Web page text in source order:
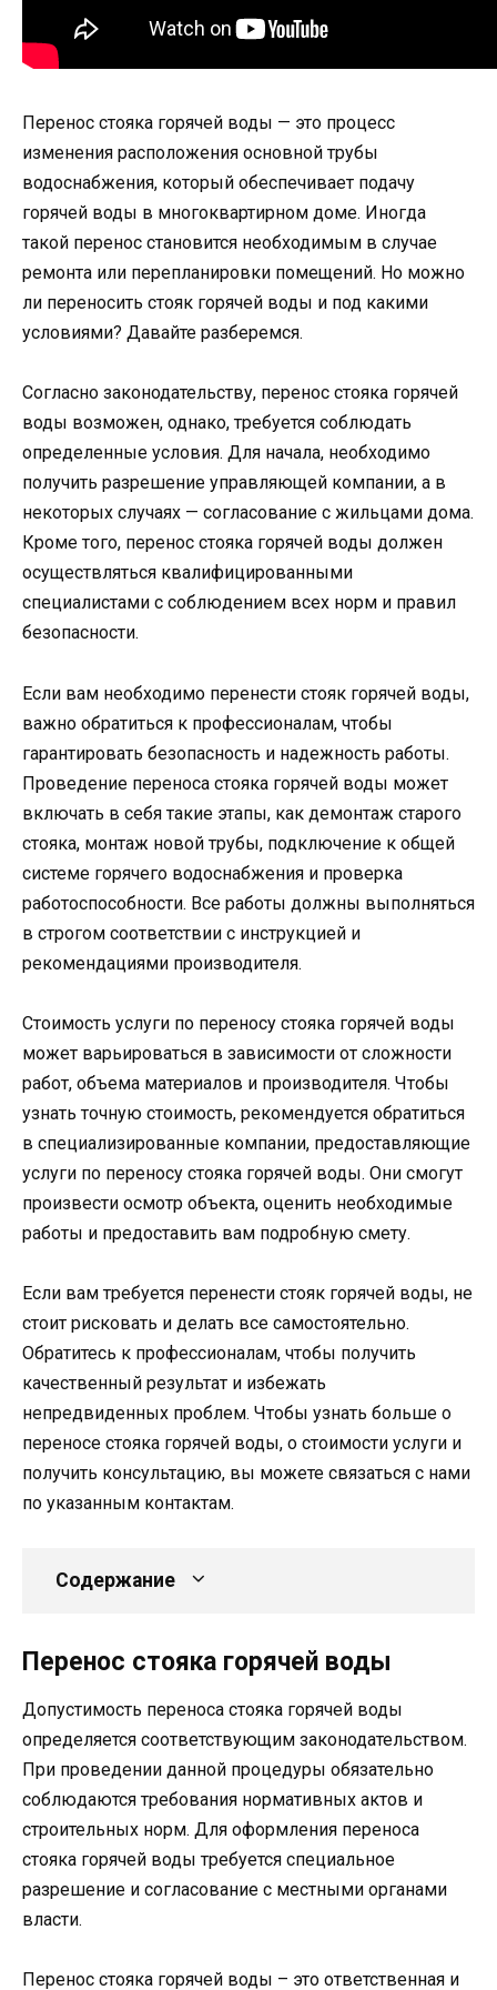
Перенос стояка горячей воды — это процесс
изменения расположения основной трубы
водоснабжения, который обеспечивает подачу
горячей воды в многоквартирном доме. Иногда
такой перенос становится необходимым в случае
ремонта или перепланировки помещений. Но можно
ли переносить стояк горячей воды и под какими
условиями? Давайте разберемся.
Согласно законодательству, перенос стояка горячей
воды возможен, однако, требуется соблюдать
определенные условия. Для начала, необходимо
получить разрешение управляющей компании, а в
некоторых случаях — согласование с жильцами дома.
Кроме того, перенос стояка горячей воды должен
осуществляться квалифицированными
специалистами с соблюдением всех норм и правил
безопасности.
Если вам необходимо перенести стояк горячей воды,
важно обратиться к профессионалам, чтобы
гарантировать безопасность и надежность работы.
Проведение переноса стояка горячей воды может
включать в себя такие этапы, как демонтаж старого
стояка, монтаж новой трубы, подключение к общей
системе горячего водоснабжения и проверка
работоспособности. Все работы должны выполняться
в строгом соответствии с инструкцией и
рекомендациями производителя.
Стоимость услуги по переносу стояка горячей воды
может варьироваться в зависимости от сложности
работ, объема материалов и производителя. Чтобы
узнать точную стоимость, рекомендуется обратиться
в специализированные компании, предоставляющие
услуги по переносу стояка горячей воды. Они смогут
произвести осмотр объекта, оценить необходимые
работы и предоставить вам подробную смету.
Если вам требуется перенести стояк горячей воды, не
стоит рисковать и делать все самостоятельно.
Обратитесь к профессионалам, чтобы получить
качественный результат и избежать
непредвиденных проблем. Чтобы узнать больше о
переносе стояка горячей воды, о стоимости услуги и
получить консультацию, вы можете связаться с нами
по указанным контактам.
Содержание
Перенос стояка горячей воды
Допустимость переноса стояка горячей воды
определяется соответствующим законодательством.
При проведении данной процедуры обязательно
соблюдаются требования нормативных актов и
строительных норм. Для оформления переноса
стояка горячей воды требуется специальное
разрешение и согласование с местными органами
власти.
Перенос стояка горячей воды – это ответственная и